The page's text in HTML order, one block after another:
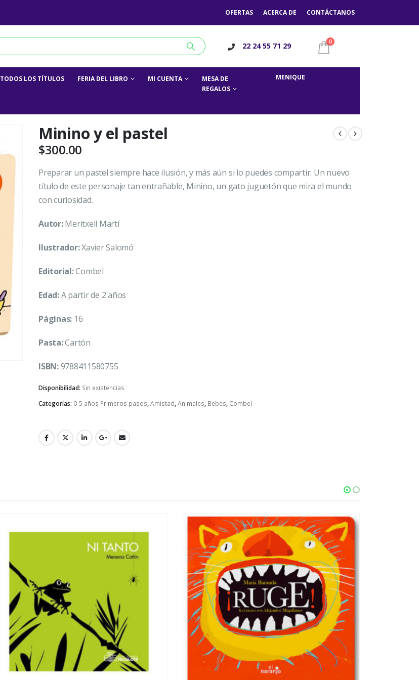
OFERTAS ACERCA DE CONTÁCTANOS
22 24 55 71 29 0
TODOS LOS TÍTULOS FERIA DEL LIBRO MI CUENTA
MESA DE
REGALOS
MENIQUE
Minino y el pastel
$300.00
Preparar un pastel siempre hace ilusión, y más aún si lo puedes compartir. Un nuevo
título de este personaje tan entrañable, Minino, un gato juguetón que mira el mundo
con curiosidad.
Autor:Meritxell Martí
Ilustrador:Xavier Salomó
Editorial:Combel
Edad:A partir de 2 años
Páginas: 16
Pasta:Cartón
ISBN:9788411580755
Disponibilidad: Sin existencias
Categorías: 0-5 años Primeros pasos,Amistad,Animales, Bebés, Combel